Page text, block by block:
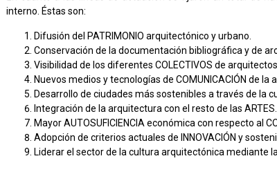
interno. Éstas son:
Difusión del PATRIMONIO arquitectónico y urbano.
Conservación de la documentación bibliográfica y de
Visibilidad de los diferentes COLECTIVOS de arquitectos.
Nuevos medios y tecnologías de COMUNICACIÓN de la
Desarrollo de ciudades más sostenibles a través de la
Integración de la arquitectura con el resto de las ARTES.
Mayor AUTOSUFICIENCIA económica con respecto al
Adopción de criterios actuales de INNOVACIÓN y
Liderar el sector de la cultura arquitectónica mediante la